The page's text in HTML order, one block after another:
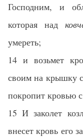
Господним, и
которая над
умереть;
14 и возьмет
своим на крышку
покропит кровью с
15 И заколет
внесет кровь его